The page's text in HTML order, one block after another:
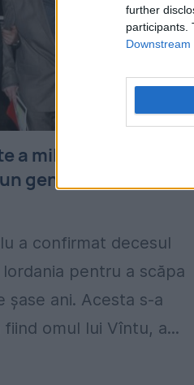
further
participants.
a milionarului care a
general
a confirmat decesul
pentru a scăpa
șase ani. Acesta s-a
omul lui Vîntu, a...